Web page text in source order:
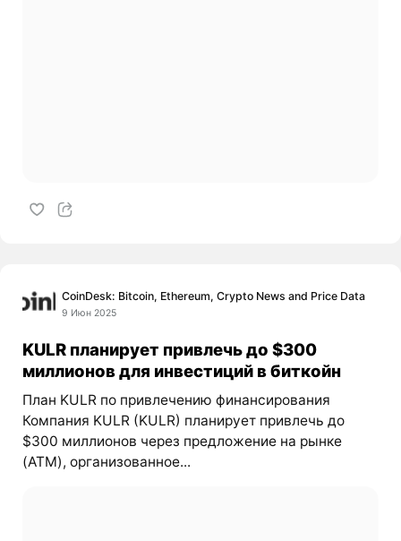
CoinDesk: Bitcoin, Ethereum, Crypto News and Price Data
9 Июн 2025
KULR планирует привлечь до $300
миллионов для инвестиций в биткойн
План KULR по привлечению финансирования
Компания KULR (KULR) планирует привлечь до
$300 миллионов через предложение на рынке
(ATM), организованное...